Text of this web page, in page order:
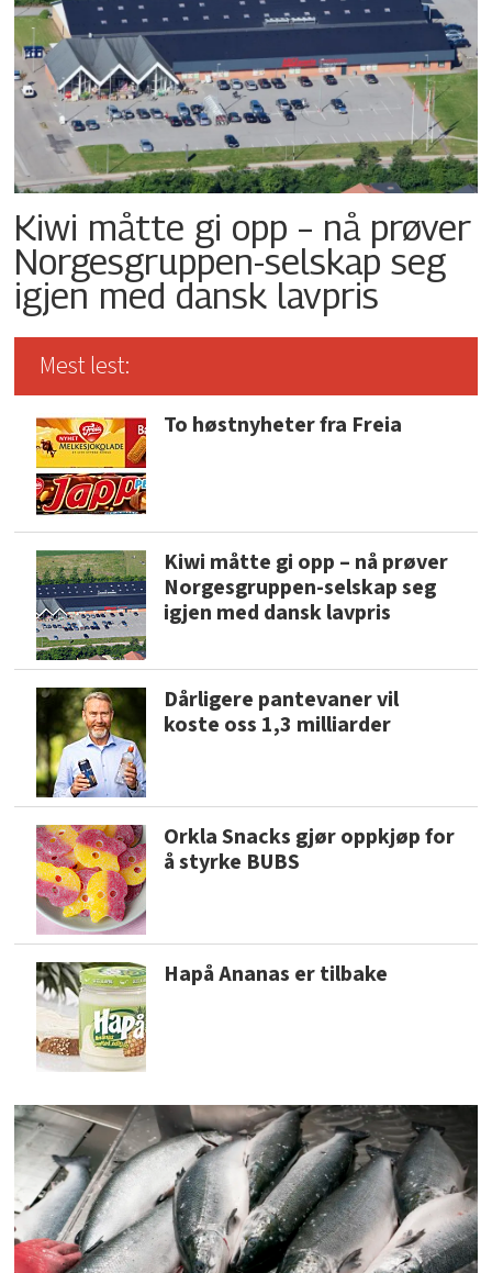
Kiwi måtte gi opp – nå prøver
Norgesgruppen-selskap seg
igjen med dansk lavpris
Mest lest:
To høstnyheter fra Freia
Kiwi måtte gi opp – nå prøver
Norgesgruppen-selskap seg
igjen med dansk lavpris
Dårligere pantevaner vil
koste oss 1,3 milliarder
Orkla Snacks gjør oppkjøp for
å styrke BUBS
Hapå Ananas er tilbake